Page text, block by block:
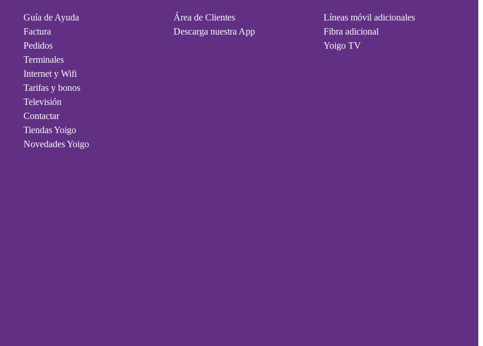
Guía de Ayuda
Factura
Pedidos
Terminales
Internet y Wifi
Tarifas y bonos
Televisión
Contactar
Tiendas Yoigo
Novedades Yoigo
Área de Clientes
Descarga nuestra App
Líneas móvil adicionales
Fibra adicional
Yoigo TV